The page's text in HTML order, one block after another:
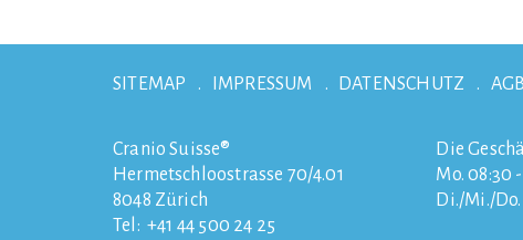
SITEMAP IMPRESSUM DATENSCHUTZ AGB
Cranio Suisse®
Hermetschloostrasse 70/4.01
8048 Zürich
Tel: +41 44 500 24 25
Die
Mo. 08:30
Di./Mi./